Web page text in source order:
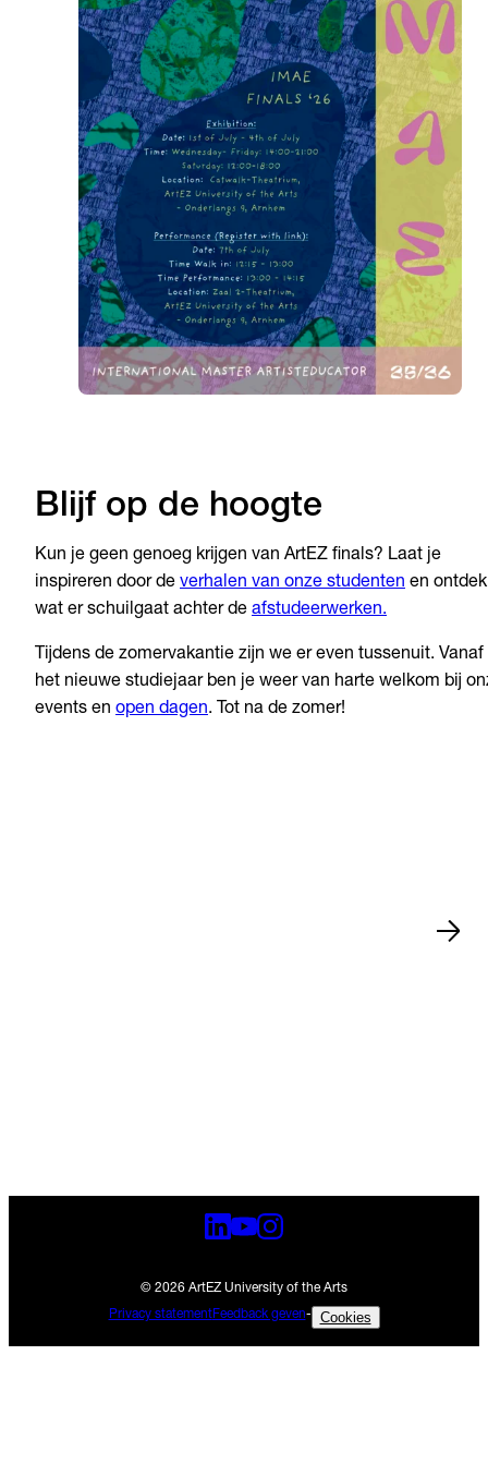
Blijf op de hoogte
Kun je geen genoeg krijgen van ArtEZ finals? Laat je
inspireren door de verhalen van onze studenten en ontdek
wat er schuilgaat achter de afstudeerwerken.
Tijdens de zomervakantie zijn we er even tussenuit. Vanaf
het nieuwe studiejaar ben je weer van harte welkom bij
events en open dagen. Tot na de zomer!
© 2026 ArtEZ University of the Arts
Privacy statementFeedback geven- Cookies